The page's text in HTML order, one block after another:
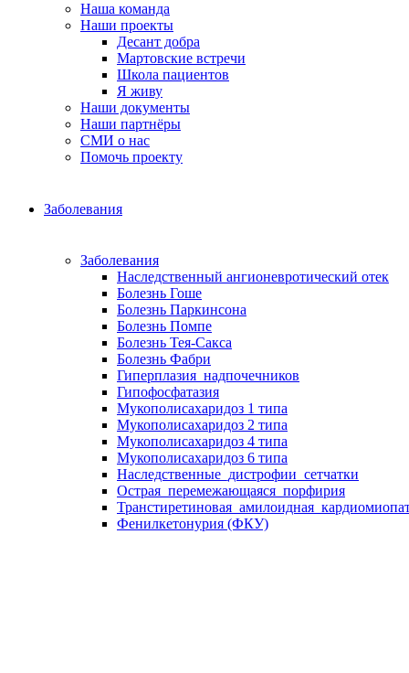
Наша команда
Наши проекты
Десант добра
Мартовские встречи
Школа пациентов
Я живу
Наши документы
Наши партнёры
СМИ о нас
Помочь проекту
Заболевания
Заболевания
Наследственный ангионевротический отек
Болезнь Гоше
Болезнь Паркинсона
Болезнь Помпе
Болезнь Тея-Сакса
Болезнь Фабри
Гиперплазия_надпочечников
Гипофосфатазия
Мукополисахаридоз 1 типа
Мукополисахаридоз 2 типа
Мукополисахаридоз 4 типа
Мукополисахаридоз 6 типа
Наследственные_дистрофии_сетчатки
Острая_перемежающаяся_порфирия
Фенилкетонурия (ФКУ)